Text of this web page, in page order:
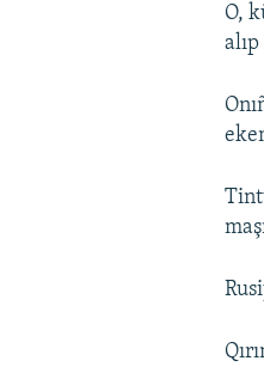
O,